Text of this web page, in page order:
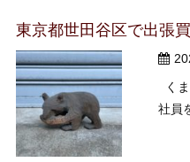
東京都世田谷区で出張
く
社員